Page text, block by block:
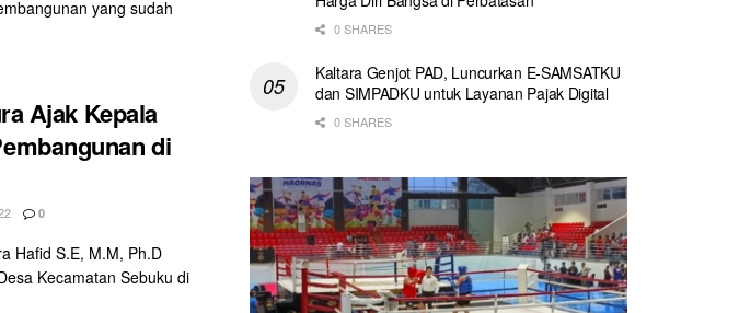
yang sudah
Ajak Kepala
di
0
Hafid S.E, M.M, Ph.D
Kecamatan Sebuku di
0 SHARES
Kaltara Genjot PAD, Luncurkan E-SAMSATKU
dan SIMPADKU untuk Layanan Pajak Digital
0 SHARES